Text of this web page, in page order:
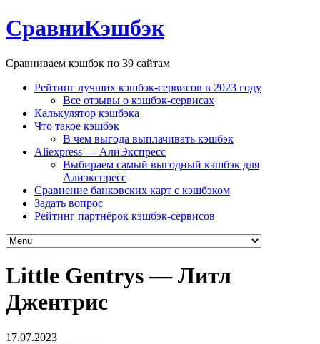
СравниКэшбэк
Сравниваем кэшбэк по 39 сайтам
Рейтинг лучших кэшбэк-сервисов в 2023 году
Все отзывы о кэшбэк-сервисах
Калькулятор кэшбэка
Что такое кэшбэк
В чем выгода выплачивать кэшбэк
Aliexpress — АлиЭкспресс
Выбираем самый выгодный кэшбэк для
Алиэкспресс
Сравнение банковских карт с кэшбэком
Задать вопрос
Рейтинг партнёрок кэшбэк-сервисов
Little Gentrys — Литл
Джентрис
17.07.2023